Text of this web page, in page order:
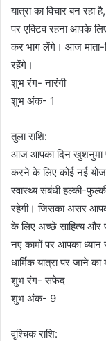
यात्रा का विचार बन
पर एक्टिव रहना आपके
कर भाग लेंगे। आज माता-
रहेंगे।
शुभ रंग- नारंगी
शुभ अंक- 1
तुला राशि:
आज आपका दिन खुशनुमा
करने के लिए कोई नई
स्वास्थ्य संबंधी हल्की-
रहेगी। जिसका असर
के लिए अच्छे साहित्य और
नए कामों पर आपका
धार्मिक यात्रा पर जाने
शुभ रंग- सफेद
शुभ अंक- 9
वृश्चिक राशि: